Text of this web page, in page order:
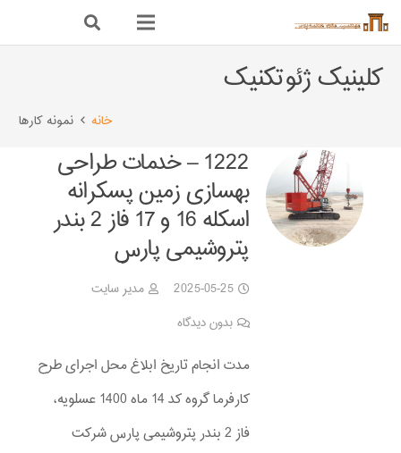
کلینیک ژئوتکنیک
خانه نمونه کارها
1222 – خدمات طراحی
بهسازی زمین پسکرانه
اسکله 16 و 17 فاز 2 بندر
پتروشیمی پارس
2025-05-25
مدیر سایت
بدون دیدگاه
مدت انجام تاریخ ابلاغ محل اجرای طرح
کارفرما گروه کد 14 ماه 1400 عسلویه،
فاز 2 بندر پتروشیمی پارس شرکت